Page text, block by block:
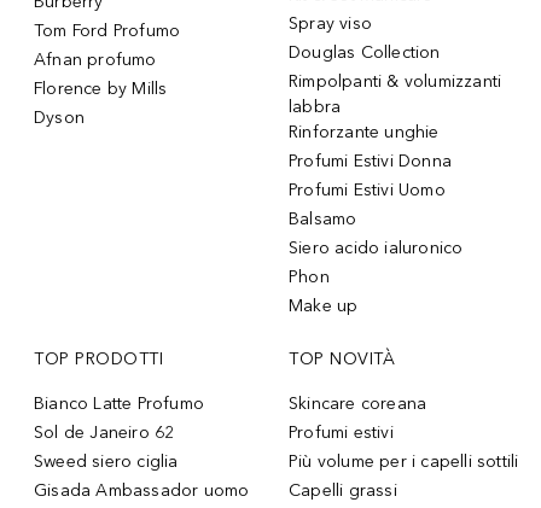
Tom Ford Profumo
Afnan profumo
Florence by Mills
Dyson
Spray viso
Douglas Collection
Rimpolpanti & volumizzanti
labbra
Rinforzante unghie
Profumi Estivi Donna
Profumi Estivi Uomo
Balsamo
Siero acido ialuronico
Phon
Make up
TOP PRODOTTI
Bianco Latte Profumo
Sol de Janeiro 62
Sweed siero ciglia
Gisada Ambassador uomo
TOP NOVITÀ
Skincare coreana
Profumi estivi
Più volume per i capelli sottili
Capelli grassi